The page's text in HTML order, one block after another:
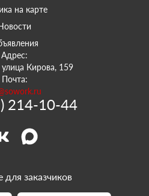
на карте
Адрес:
Кирова, 159
Почта:
214-10-44
заказчиков